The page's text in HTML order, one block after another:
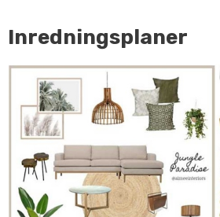
Inredningsplaner